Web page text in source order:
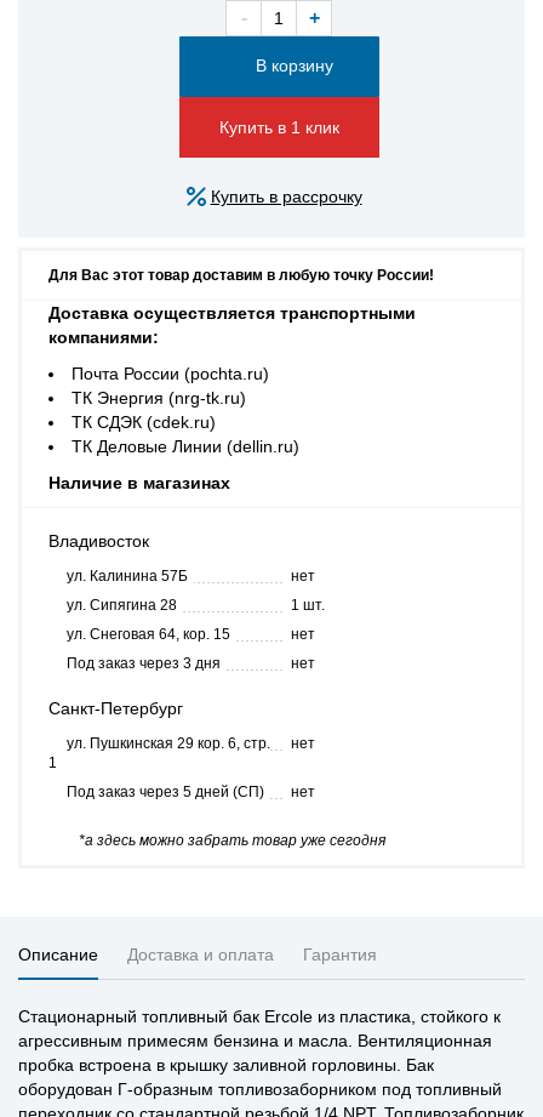
- +
Купить в 1 клик
Купить в рассрочку
Для Вас этот товар доставим в любую точку России!
Доставка осуществляется транспортными
компаниями:
Почта России (pochta.ru)
ТК Энергия (nrg-tk.ru)
ТК СДЭК (cdek.ru)
ТК Деловые Линии (dellin.ru)
Наличие в магазинах
Владивосток
ул. Калинина 57Б
нет
ул. Сипягина 28
1 шт.
ул. Снеговая 64, кор. 15
нет
Под заказ через 3 дня
нет
Санкт-Петербург
ул. Пушкинская 29 кор. 6, стр.
1
нет
Под заказ через 5 дней (СП) нет
*а здесь можно забрать товар уже сегодня
Описание Доставка и оплата Гарантия
Стационарный топливный бак Ercole из пластика, стойкого к
агрессивным примесям бензина и масла. Вентиляционная
пробка встроена в крышку заливной горловины. Бак
оборудован Г-образным топливозаборником под топливный